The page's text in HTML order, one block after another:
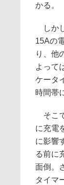
かる。
しか
15Aの
り、他
よって
ケータ
時間帯
そこ
に充電
に影響
る前に
面倒。
タイマ